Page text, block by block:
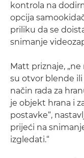
kontrola na
opcija
priliku da se
snimanje
Matt priznaje,
su otvor blende ili
način rada za
je objekt hrana i
postavke“,
prijeći na
izgledati.“